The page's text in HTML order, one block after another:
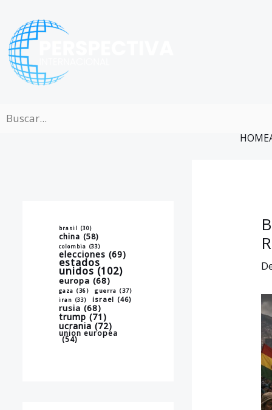
contenido
HOME
brasil (30)
china (58)
colombia (33)
elecciones (69)
estados
unidos (102)
europa (68)
gaza (36) guerra (37)
iran (33) israel (46)
rusia (68)
trump (71)
ucrania (72)
union europea
(54)